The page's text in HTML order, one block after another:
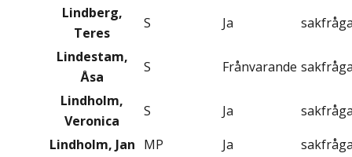
Lindberg,
Teres
S Ja
Lindestam,
Åsa
S Frånvarande
Lindholm,
Veronica
S Ja
Lindholm, Jan MP Ja